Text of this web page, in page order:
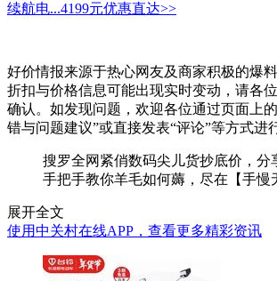
续航电...4199元优惠直达>>
好价情报来源于热心网友及商家积极的爆
折扣与价格信息可能出现实时变动，请各
确认。如发现问题，欢迎各位通过页面上
错与问题建议”或直接发表“评论”等方式进
搜罗全网紧俏数码尖儿货抄底价，分
手把手教你羊毛如何薅，尽在【手慢
展开全文
使用中关村在线APP，查看更多精彩资讯